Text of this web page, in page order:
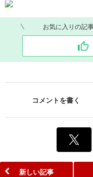
お気に入りの記
コメントを書く
新しい記事